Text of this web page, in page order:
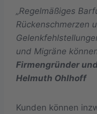
„Regelmäßiges
Rückenschmerzen
und Migräne
Firmengründer
Helmuth Ohlhoff
Kunden können